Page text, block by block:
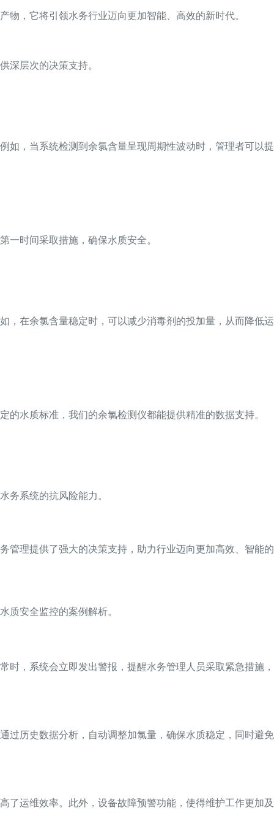
，它将引领水务行业迈向更加智能、高效的新时代。
深层次的决策支持。
如，当系统检测到余氯含量呈现周期性波动时，管理者可以提
一时间采取措施，确保水质安全。
，在余氯含量稳定时，可以减少消毒剂的投加量，从而降低运
水质标准，我们的余氯检测仪都能提供精准的数据支持。
务系统的抗风险能力。
管理提供了强大的决策支持，助力行业迈向更加高效、智能的
质安全监控的案例解析。
，系统会立即发出警报，提醒水务管理人员采取紧急措施，
过历史数据分析，自动调整加氯量，确保水质稳定，同时避免
了运维效率。此外，设备故障预警功能，使得维护工作更加及